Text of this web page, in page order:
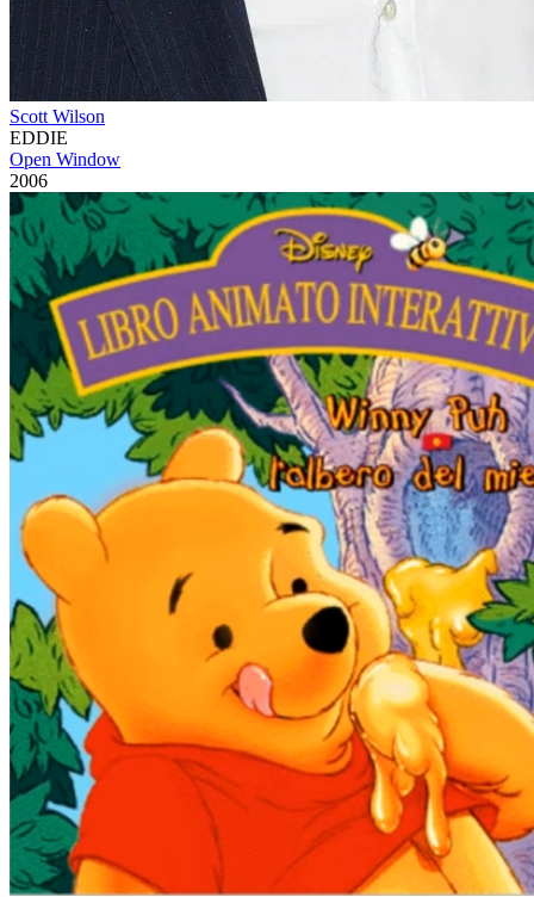
Scott Wilson
EDDIE
Open Window
2006